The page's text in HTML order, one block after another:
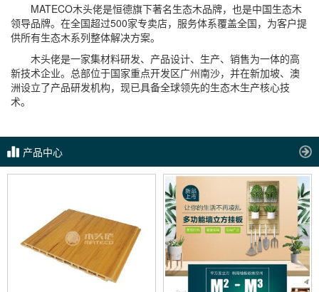
MATECO木头佬是恒德旗下著名生态木品牌，也是中国生态木
领导品牌。在全国超过500家专卖店，服务体系覆盖全国，为客户提
供所有生态木系列整体解决方案。
木头佬是一家集材料研发、产品设计、生产、销售为一体的高
新技术企业。总部位于国家重点开发区广州南沙，并在新加坡、澳
洲设立了产品研发机构，现已具备全球领先的生态木生产核心技
术。
产品中心